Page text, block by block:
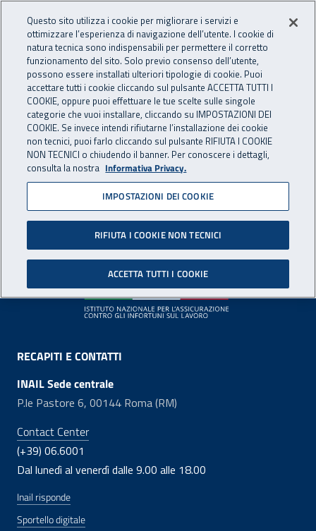
INAIL - Istituto Nazionale
Apri cerca
Navigazione principale
Pagina non disponibile
Il contenuto non è stato trovato. Per continuare la
navigazione è possibile ritornare alla
Footer
RECAPITI E CONTATTI
INAIL Sede centrale
P.le Pastore 6, 00144 Roma (RM)
Contact Center
(+39) 06.6001
Dal lunedì al venerdì dalle 9.00 alle 18.00
Inail risponde
Sportello digitale
Questo sito utilizza i cookie per migliorare i servizi e
ottimizzare l’esperienza di navigazione dell’utente. I cookie di
natura tecnica sono indispensabili per permettere il corretto
funzionamento del sito. Solo previo consenso dell’utente,
possono essere installati ulteriori tipologie di cookie. Puoi
accettare tutti i cookie cliccando sul pulsante ACCETTA TUTTI I
COOKIE, oppure puoi effettuare le tue scelte sulle singole
categorie che vuoi installare, cliccando su IMPOSTAZIONI DEI
COOKIE. Se invece intendi rifiutarne l’installazione dei cookie
non tecnici, puoi farlo cliccando sul pulsante RIFIUTA I COOKIE
NON TECNICI o chiudendo il banner. Per conoscere i dettagli,
consulta la nostra Informativa Privacy.
IMPOSTAZIONI DEI COOKIE
RIFIUTA I COOKIE NON TECNICI
ACCETTA TUTTI I COOKIE